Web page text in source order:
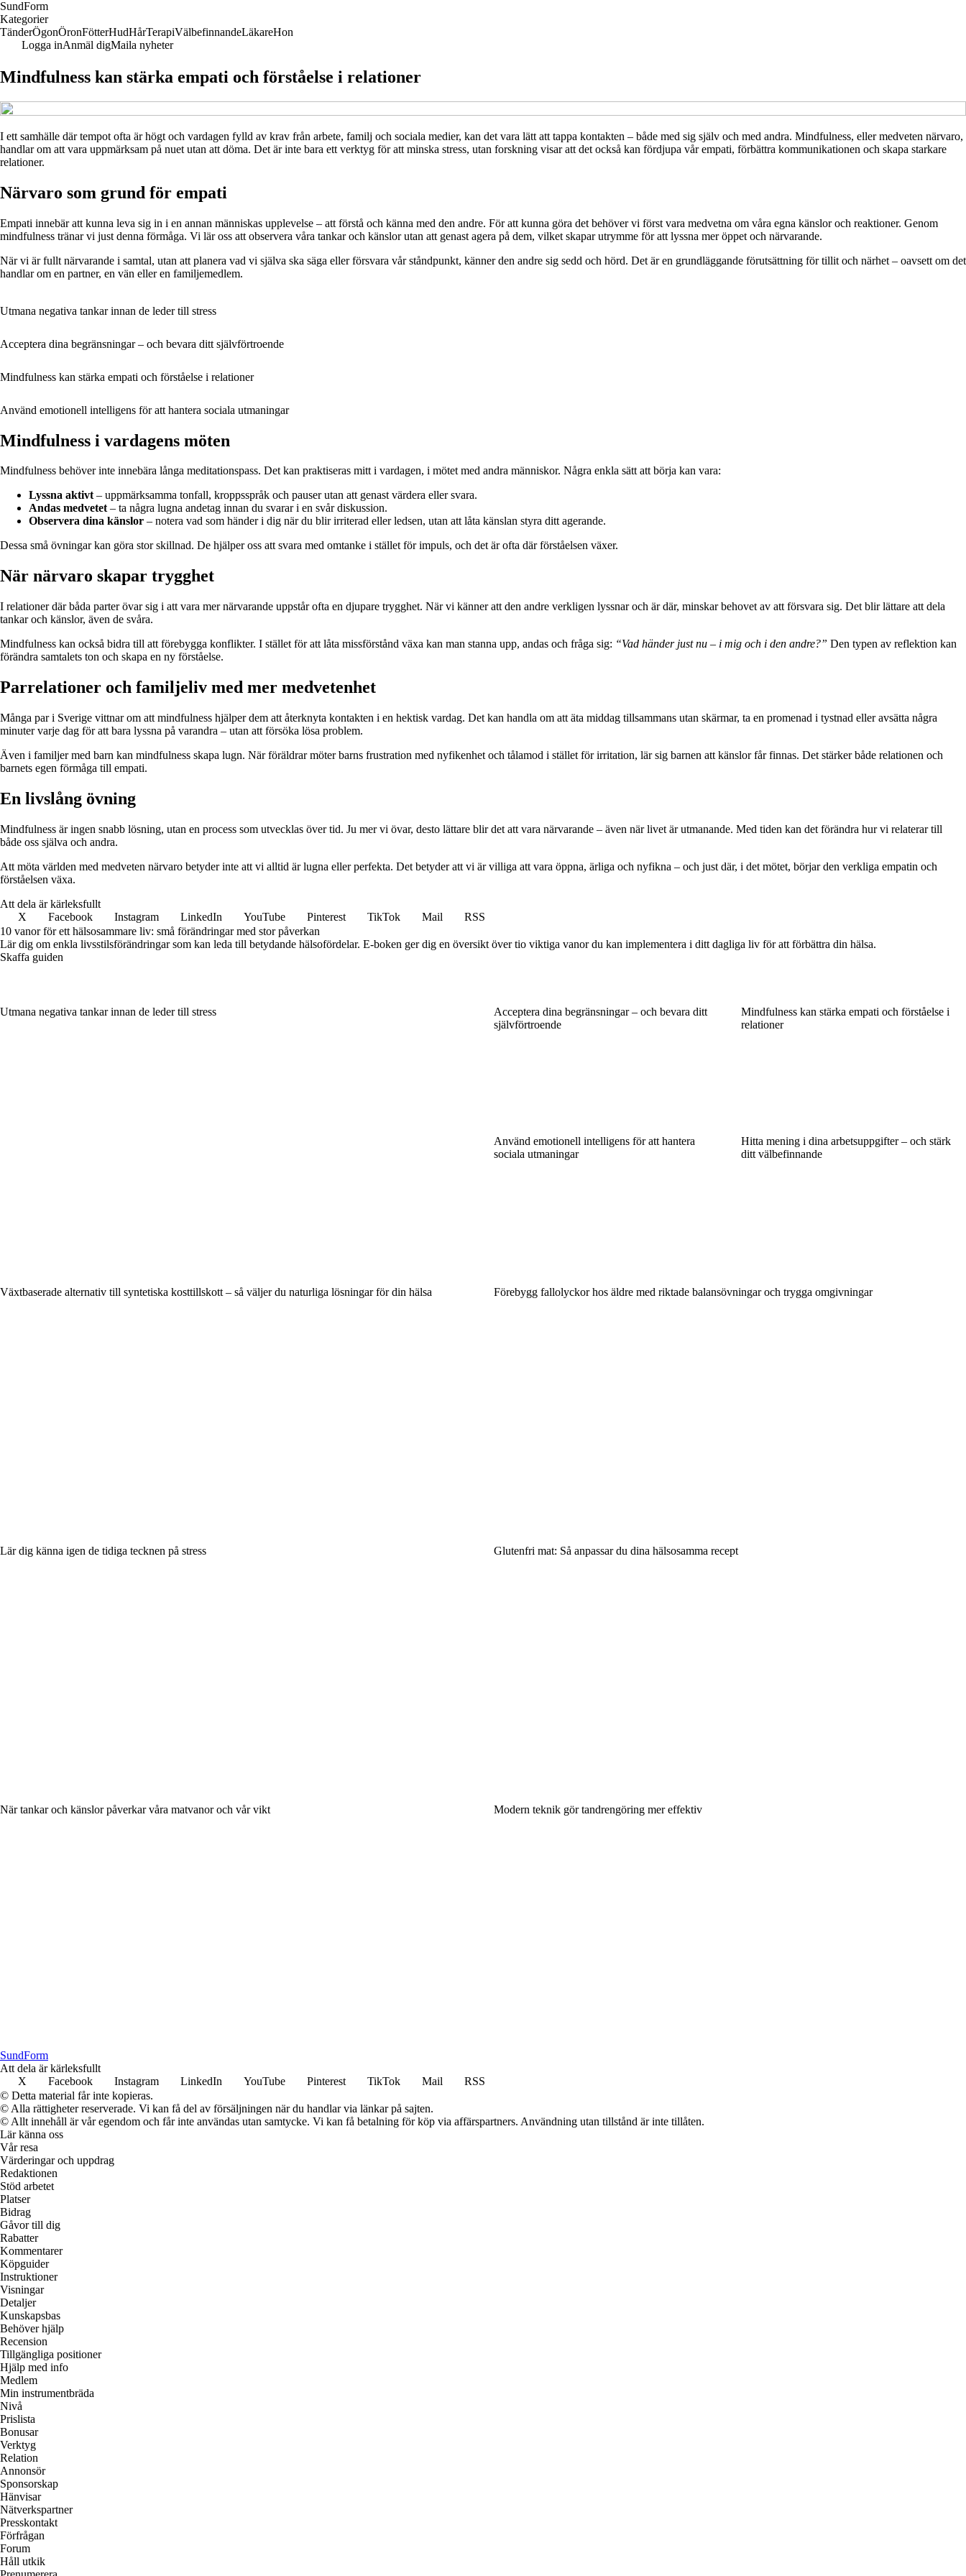
SundForm
Kategorier
TänderÖgonÖronFötterHudHårTerapiVälbefinnandeLäkareHon
Logga inAnmäl digMaila nyheter
Mindfulness kan stärka empati och förståelse i relationer
I ett samhälle där tempot ofta är högt och vardagen fylld av krav från arbete, familj och sociala medier, kan det vara lätt att tappa kontakten – både med sig själv och med andra. Mindfulness, eller medveten närvaro,
handlar om att vara uppmärksam på nuet utan att döma. Det är inte bara ett verktyg för att minska stress, utan forskning visar att det också kan fördjupa vår empati, förbättra kommunikationen och skapa starkare
relationer.
Närvaro som grund för empati
Empati innebär att kunna leva sig in i en annan människas upplevelse – att förstå och känna med den andre. För att kunna göra det behöver vi först vara medvetna om våra egna känslor och reaktioner. Genom
mindfulness tränar vi just denna förmåga. Vi lär oss att observera våra tankar och känslor utan att genast agera på dem, vilket skapar utrymme för att lyssna mer öppet och närvarande.
När vi är fullt närvarande i samtal, utan att planera vad vi själva ska säga eller försvara vår ståndpunkt, känner den andre sig sedd och hörd. Det är en grundläggande förutsättning för tillit och närhet – oavsett om det
handlar om en partner, en vän eller en familjemedlem.
Utmana negativa tankar innan de leder till stress
Acceptera dina begränsningar – och bevara ditt självförtroende
Mindfulness kan stärka empati och förståelse i relationer
Använd emotionell intelligens för att hantera sociala utmaningar
Mindfulness i vardagens möten
Mindfulness behöver inte innebära långa meditationspass. Det kan praktiseras mitt i vardagen, i mötet med andra människor. Några enkla sätt att börja kan vara:
Lyssna aktivt– uppmärksamma tonfall, kroppsspråk och pauser utan att genast värdera eller svara.
Andas medvetet– ta några lugna andetag innan du svarar i en svår diskussion.
Observera dina känslor – notera vad som händer i dig när du blir irriterad eller ledsen, utan att låta känslan styra ditt agerande.
Dessa små övningar kan göra stor skillnad. De hjälper oss att svara med omtanke i stället för impuls, och det är ofta där förståelsen växer.
När närvaro skapar trygghet
I relationer där båda parter övar sig i att vara mer närvarande uppstår ofta en djupare trygghet. När vi känner att den andre verkligen lyssnar och är där, minskar behovet av att försvara sig. Det blir lättare att dela
tankar och känslor, även de svåra.
Mindfulness kan också bidra till att förebygga konflikter. I stället för att låta missförstånd växa kan man stanna upp, andas och fråga sig: “Vad händer just nu – i mig och i den andre?” Den typen av reflektion kan
förändra samtalets ton och skapa en ny förståelse.
Parrelationer och familjeliv med mer medvetenhet
Många par i Sverige vittnar om att mindfulness hjälper dem att återknyta kontakten i en hektisk vardag. Det kan handla om att äta middag tillsammans utan skärmar, ta en promenad i tystnad eller avsätta några
minuter varje dag för att bara lyssna på varandra – utan att försöka lösa problem.
Även i familjer med barn kan mindfulness skapa lugn. När föräldrar möter barns frustration med nyfikenhet och tålamod i stället för irritation, lär sig barnen att känslor får finnas. Det stärker både relationen och
barnets egen förmåga till empati.
En livslång övning
Mindfulness är ingen snabb lösning, utan en process som utvecklas över tid. Ju mer vi övar, desto lättare blir det att vara närvarande – även när livet är utmanande. Med tiden kan det förändra hur vi relaterar till
både oss själva och andra.
Att möta världen med medveten närvaro betyder inte att vi alltid är lugna eller perfekta. Det betyder att vi är villiga att vara öppna, ärliga och nyfikna – och just där, i det mötet, börjar den verkliga empatin och
förståelsen växa.
Att dela är kärleksfullt
X
Facebook Instagram LinkedIn YouTube Pinterest TikTok Mail
RSS
10 vanor för ett hälsosammare liv: små förändringar med stor påverkan
Lär dig om enkla livsstilsförändringar som kan leda till betydande hälsofördelar. E-boken ger dig en översikt över tio viktiga vanor du kan implementera i ditt dagliga liv för att förbättra din hälsa.
Skaffa guiden
Utmana negativa tankar innan de leder till stress
Acceptera dina begränsningar – och bevara ditt
självförtroende
Mindfulness kan stärka empati och förståelse i
relationer
Använd emotionell intelligens för att hantera
sociala utmaningar
Hitta mening i dina arbetsuppgifter – och stärk
ditt välbefinnande
Växtbaserade alternativ till syntetiska kosttillskott – så väljer du naturliga lösningar för din hälsa Förebygg fallolyckor hos äldre med riktade balansövningar och trygga omgivningar
Lär dig känna igen de tidiga tecknen på stress Glutenfri mat: Så anpassar du dina hälsosamma recept
När tankar och känslor påverkar våra matvanor och vår vikt Modern teknik gör tandrengöring mer effektiv
SundForm
Att dela är kärleksfullt
X
Facebook Instagram LinkedIn YouTube Pinterest TikTok Mail
RSS
© Detta material får inte kopieras.
© Alla rättigheter reserverade. Vi kan få del av försäljningen när du handlar via länkar på sajten.
© Allt innehåll är vår egendom och får inte användas utan samtycke. Vi kan få betalning för köp via affärspartners. Användning utan tillstånd är inte tillåten.
Lär känna oss
Vår resa
Värderingar och uppdrag
Redaktionen
Stöd arbetet
Platser
Bidrag
Gåvor till dig
Rabatter
Kommentarer
Köpguider
Instruktioner
Visningar
Detaljer
Kunskapsbas
Behöver hjälp
Recension
Tillgängliga positioner
Hjälp med info
Medlem
Min instrumentbräda
Nivå
Prislista
Bonusar
Verktyg
Relation
Annonsör
Sponsorskap
Hänvisar
Nätverkspartner
Presskontakt
Förfrågan
Forum
Håll utkik